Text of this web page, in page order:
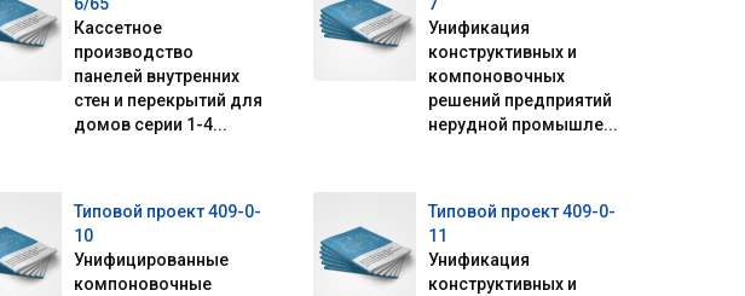
Кассетное
производство
панелей внутренних
стен и перекрытий для
домов серии 1-4...
Унификация
конструктивных и
компоновочных
решений предприятий
нерудной промышле...
Типовой проект 409-0-
10
Унифицированные
компоновочные
Типовой проект 409-0-
11
Унификация
конструктивных и